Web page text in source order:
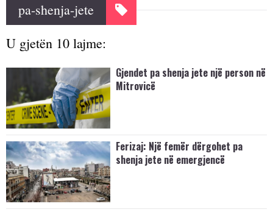
pa-shenja-jete
U gjetën 10 lajme:
Gjendet pa shenja jete një person në
Mitrovicë
Ferizaj: Një femër dërgohet pa
shenja jete në emergjencë